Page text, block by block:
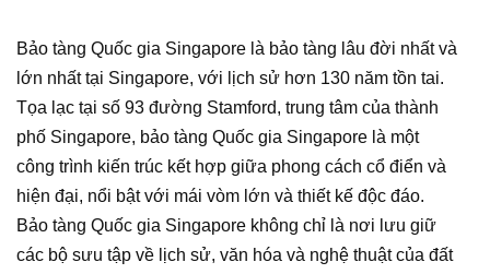
Bảo tàng Quốc gia Singapore là bảo tàng lâu đời nhất và
lớn nhất tại Singapore, với lịch sử hơn 130 năm tồn tai.
Tọa lạc tại số 93 đường Stamford, trung tâm của thành
phố Singapore, bảo tàng Quốc gia Singapore là một
công trình kiến trúc kết hợp giữa phong cách cổ điển và
hiện đại, nổi bật với mái vòm lớn và thiết kế độc đáo.
Bảo tàng Quốc gia Singapore không chỉ là nơi lưu giữ
các bộ sưu tập về lịch sử, văn hóa và nghệ thuật của đất